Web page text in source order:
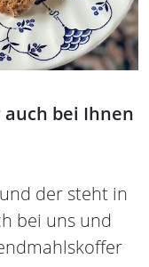
bei Ihnen
der steht in
bei uns und